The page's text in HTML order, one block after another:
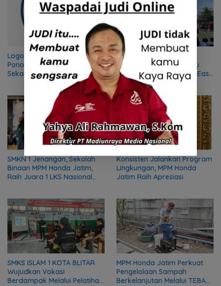
Logo Hari Jadi ke-530
Ponorogo Resmi Menggema:
Sekar Kinanthi, Simbol
Harmoni dan Langkah Maju
MPM Honda Jatim Siap
Hadirkan Semangat Satu
HATI di Honda DBL 2026 East
Java Series
SMKN 1 Jenangan, Sekolah
Binaan MPM Honda Jatim,
Raih Juara 1 LKS Nasional
Konsisten Jalankan Program
Lingkungan, MPM Honda
Jatim Raih Apresiasi
SMKS ISLAM 1 KOTA BLITAR
Wujudkan Vokasi
Berdampak Melalui Pelatihan
MPM Honda Jatim Perkuat
Pengelolaan Sampah
Berkelanjutan Melalui TEBA